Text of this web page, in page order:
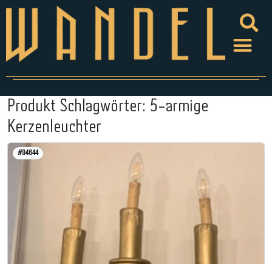
Produkt Schlagwörter: 5-armige
Kerzenleuchter
#04644